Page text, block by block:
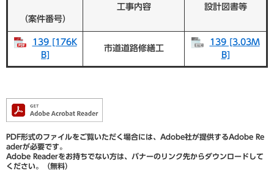
（案件番号）
工事内容 設計図書等
139 [176K
B]
市道道路修繕工
139 [3.03M
B]
PDF形式のファイルをご覧いただく場合には、Adobe社が提供するAdobe Re
aderが必要です。
Adobe Readerをお持ちでない方は、バナーのリンク先からダウンロードして
ください。（無料）